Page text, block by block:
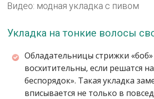
Видео: модная укладка с пивом
Укладка на тонкие волосы
Обладательницы стрижки «боб»
восхитительны, если решатся
беспорядок». Такая укладка
вписывается не только в